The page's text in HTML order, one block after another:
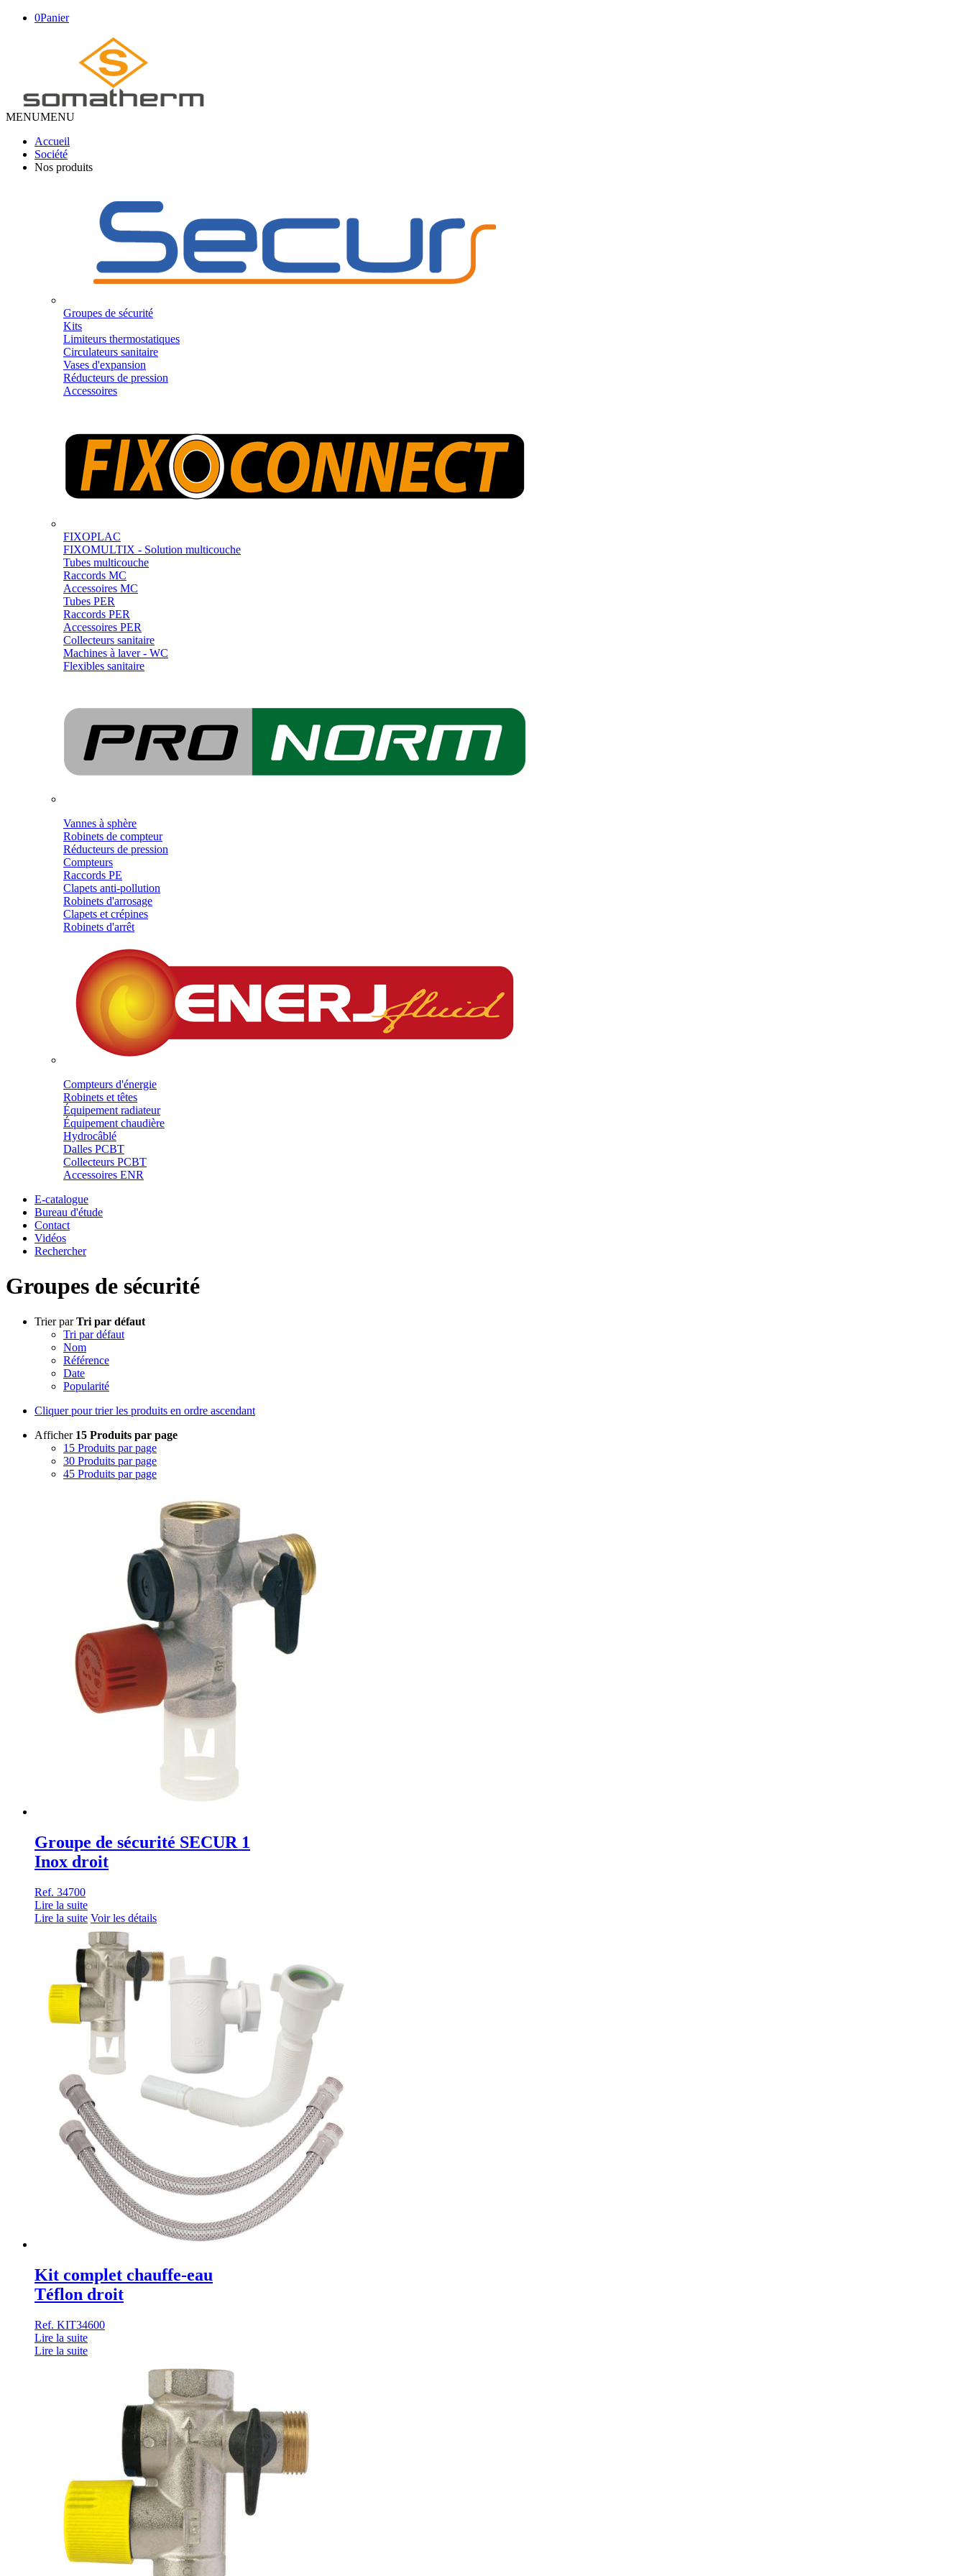
0Panier
MENUMENU
Accueil
Société
Nos produits
Groupes de sécurité
Kits
Limiteurs thermostatiques
Circulateurs sanitaire
Vases d'expansion
Réducteurs de pression
Accessoires
FIXOPLAC
FIXOMULTIX - Solution multicouche
Tubes multicouche
Raccords MC
Accessoires MC
Tubes PER
Raccords PER
Accessoires PER
Collecteurs sanitaire
Machines à laver - WC
Flexibles sanitaire
Vannes à sphère
Robinets de compteur
Réducteurs de pression
Compteurs
Raccords PE
Clapets anti-pollution
Robinets d'arrosage
Clapets et crépines
Robinets d'arrêt
Compteurs d'énergie
Robinets et têtes
Équipement radiateur
Équipement chaudière
Hydrocâblé
Dalles PCBT
Collecteurs PCBT
Accessoires ENR
E-catalogue
Bureau d'étude
Contact
Vidéos
Rechercher
Groupes de sécurité
Trier parTri par défaut
Tri par défaut
Nom
Référence
Date
Popularité
Cliquer pour trier les produits en ordre ascendant
Afficher 15 Produits par page
15 Produits par page
30 Produits par page
45 Produits par page
Groupe de sécurité SECUR 1
Inox droit
Ref. 34700
Lire la suite
Lire la suite Voir les détails
Kit complet chauffe-eau
Téflon droit
Ref. KIT34600
Lire la suite
Lire la suite